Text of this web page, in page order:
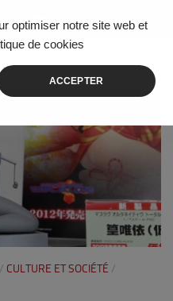
optimiser notre site web et
de cookies
ACCEPTER
/ CULTURE ET SOCIÉTÉ /